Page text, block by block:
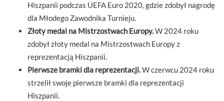
Hiszpanii podczas UEFA Euro 2020, gdzie zdobył nagrodę
dla Młodego Zawodnika Turnieju.
Złoty medal na Mistrzostwach Europy.W 2024 roku
zdobył złoty medal na Mistrzostwach Europy z
reprezentacją Hiszpanii.
Pierwsze bramki dla reprezentacji.W czerwcu 2024 roku
strzelił swoje pierwsze bramki dla reprezentacji
Hiszpanii.